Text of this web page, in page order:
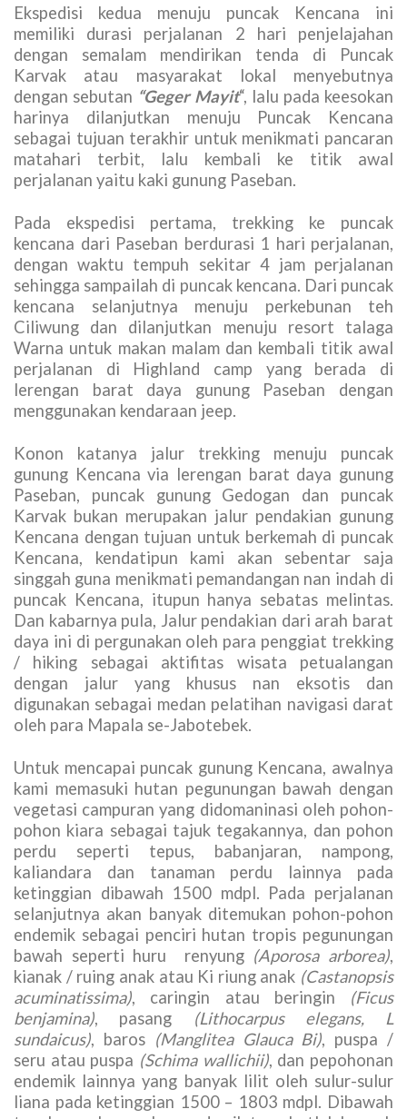
Ekspedisi kedua menuju puncak Kencana ini
memiliki durasi perjalanan 2 hari penjelajahan
dengan semalam mendirikan tenda di Puncak
Karvak atau masyarakat lokal menyebutnya
dengan sebutan “Geger Mayit“, lalu pada keesokan
harinya dilanjutkan menuju Puncak Kencana
sebagai tujuan terakhir untuk menikmati pancaran
matahari terbit, lalu kembali ke titik awal
perjalanan yaitu kaki gunung Paseban.
Pada ekspedisi pertama, trekking ke puncak
kencana dari Paseban berdurasi 1 hari perjalanan,
dengan waktu tempuh sekitar 4 jam perjalanan
sehingga sampailah di puncak kencana. Dari puncak
kencana selanjutnya menuju perkebunan teh
Ciliwung dan dilanjutkan menuju resort talaga
Warna untuk makan malam dan kembali titik awal
perjalanan di Highland camp yang berada di
lerengan barat daya gunung Paseban dengan
menggunakan kendaraan jeep.
Konon katanya jalur trekking menuju puncak
gunung Kencana via lerengan barat daya gunung
Paseban, puncak gunung Gedogan dan puncak
Karvak bukan merupakan jalur pendakian gunung
Kencana dengan tujuan untuk berkemah di puncak
Kencana, kendatipun kami akan sebentar saja
singgah guna menikmati pemandangan nan indah di
puncak Kencana, itupun hanya sebatas melintas.
Dan kabarnya pula, Jalur pendakian dari arah barat
daya ini di pergunakan oleh para penggiat trekking
/ hiking sebagai aktifitas wisata petualangan
dengan jalur yang khusus nan eksotis dan
digunakan sebagai medan pelatihan navigasi darat
oleh para Mapala se-Jabotebek.
Untuk mencapai puncak gunung Kencana, awalnya
kami memasuki hutan pegunungan bawah dengan
vegetasi campuran yang didomaninasi oleh pohon-
pohon kiara sebagai tajuk tegakannya, dan pohon
perdu seperti tepus, babanjaran, nampong,
kaliandara dan tanaman perdu lainnya pada
ketinggian dibawah 1500 mdpl. Pada perjalanan
selanjutnya akan banyak ditemukan pohon-pohon
endemik sebagai penciri hutan tropis pegunungan
bawah seperti huru renyung (Aporosa arborea),
kianak / ruing anak atau Ki riung anak (Castanopsis
acuminatissima), caringin atau beringin (Ficus
benjamina), pasang (Lithocarpus elegans, L
sundaicus), baros (Manglitea Glauca Bi), puspa /
seru atau puspa (Schima wallichii), dan pepohonan
endemik lainnya yang banyak lilit oleh sulur-sulur
liana pada ketinggian 1500 – 1803 mdpl. Dibawah